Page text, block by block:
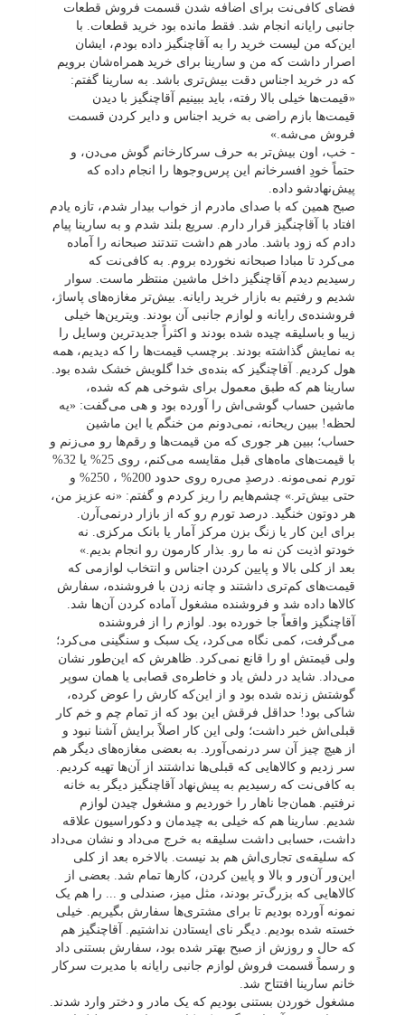
فضای کافی‌نت برای اضافه شدن قسمت فروش قطعات
جانبی رایانه انجام شد. فقط مانده بود خرید قطعات. با
این‌که من لیست خرید را به آقاچنگیز داده بودم، ایشان
اصرار داشت که من و سارینا برای خرید همراه‌شان برویم
که در خرید اجناس دقت بیش‌تری باشد. به سارینا گفتم:
«قیمت‌ها خیلی بالا رفته، باید ببینیم آقاچنگیز با دیدن
قیمت‌ها بازم راضی به خرید اجناس و دایر کردن قسمت
فروش می‌شه.»
- خب، اون بیش‌تر به حرف سرکارخانم گوش می‌دن، و
حتماً خودِ افسرخانم این پرس‌وجوها را انجام داده که
پیش‌نهادشو داده.
صبح همین ‌که با صدای مادرم از خواب بیدار شدم، تازه یادم
افتاد با آقاچنگیز قرار دارم. سریع بلند شدم و به سارینا پیام
دادم که زود باشد. مادر هم داشت تندتند صبحانه را آماده
می‌کرد تا مبادا صبحانه نخورده بروم. به کافی‌نت که
رسیدیم دیدم آقاچنگیز داخل ماشین منتظر ماست. سوار
شدیم و رفتیم به بازار خرید رایانه. بیش‌تر مغازه‌های پاساژ،
فروشنده‌ی رایانه و لوازم جانبی آن بودند. ویترین‌ها خیلی
زیبا و باسلیقه چیده شده بودند و اکثراً جدیدترین وسایل را
به نمایش گذاشته بودند. برچسب قیمت‌ها را که دیدیم، همه
هول کردیم. آقاچنگیز که بنده‌ی ‌خدا گلویش خشک شده بود.
سارینا هم که طبق معمول برای شوخی هم که شده،
ماشین حساب گوشی‌اش را آورده بود و هی می‌گفت: «یه
لحظه! ببین ریحانه، نمی‌دونم من خنگم یا این ماشین
حساب؛ ببین هر جوری که من قیمت‌ها و رقم‌ها رو می‌زنم و
با قیمت‌های ماه‌های قبل مقایسه می‌کنم، روی 25% یا 32%
تورم نمی‌مونه. درصدِ می‌ره روی حدود 200% ، 250% و
حتی بیش‌تر.» چشم‌هایم را ریز کردم و گفتم: «نه عزیز من،
هر دوتون خنگید. درصد تورم رو که از بازار درنمی‌آرن.
برای این کار یا زنگ بزن مرکز آمار یا بانک مرکزی. نه
خودتو اذیت کن نه ما رو. بذار کارمون رو انجام بدیم.»
بعد از کلی بالا و پایین کردن اجناس و انتخاب لوازمی که
قیمت‌های کم‌تری داشتند و چانه زدن با فروشنده، سفارش
کالاها داده شد و فروشنده مشغول آماده کردن آن‌ها شد.
آقاچنگیز واقعاً جا خورده بود. لوازم را از فروشنده
می‌گرفت، کمی نگاه می‌کرد، یک سبک و سنگینی می‌کرد؛
ولی قیمتش او را قانع نمی‌کرد. ظاهرش که این‌طور نشان
می‌داد. شاید در دلش یاد و خاطره‌ی قصابی یا همان سوپر
گوشتش زنده شده بود و از این‌که کارش را عوض کرده،
شاکی بود! حداقل فرقش این بود که از تمام چم و خم کار
قبلی‌اش خبر داشت؛ ولی این کار اصلاً برایش آشنا نبود و
از هیچ ‌چیز آن سر درنمی‌آورد. به بعضی مغازه‌های دیگر هم
سر زدیم و کالاهایی که قبلی‌ها نداشتند از آن‌ها تهیه کردیم.
به کافی‌نت که رسیدیم به پیش‌نهاد آقاچنگیز دیگر به خانه
نرفتیم. همان‌جا ناهار را خوردیم و مشغول چیدن لوازم
شدیم. سارینا هم که خیلی به چیدمان و دکوراسیون علاقه
داشت، حسابی داشت سلیقه به خرج می‌داد و نشان می‌داد
که سلیقه‌ی تجاری‌اش هم بد نیست. بالاخره بعد از کلی
این‌ور آن‌ور و بالا و پایین کردن، کارها تمام شد. بعضی از
کالاهایی که بزرگ‌تر بودند، مثل میز، صندلی و ... را هم یک
نمونه آورده بودیم تا برای مشتری‌ها سفارش بگیریم. خیلی
خسته شده بودیم. دیگر نای ایستادن نداشتیم. آقاچنگیز هم
که حال و روزش از صبح بهتر شده بود، سفارش بستنی داد
و رسماً قسمت فروش لوازم جانبی رایانه با مدیرت سرکار
خانم سارینا افتتاح شد.
مشغول خوردن بستنی بودیم که یک مادر و دختر وارد شدند.